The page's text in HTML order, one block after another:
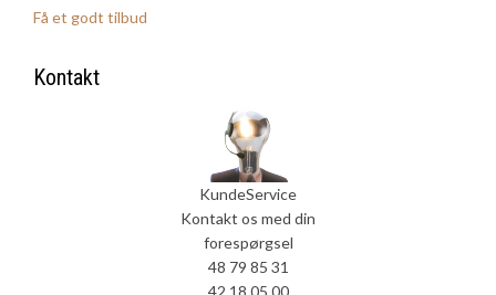
Få et godt tilbud
Kontakt
KundeService
Kontakt os med din
forespørgsel
48 79 85 31